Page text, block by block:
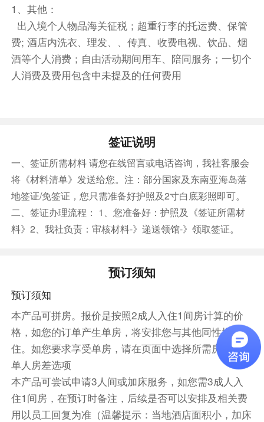
餐饮
早餐：自理
中餐：自理
晚餐：自理
住宿
望大酒店 或 凯隆会议酒店-契斯凯巴德杰维契 或 赫卢
乘车前往啤酒之乡-皮尔森。
相较起捷克众多以建筑或中世纪古迹闻名的城镇，
皮尔森(Plzen)显得与众不同，它是西捷克州的中
心都市，捷克三大名酒之一的啤酒发源于此，捷克
人安排了品尝当地的皮尔森啤酒以及当地特色午
餐，感受一下皮尔森人民的快乐！
特别安排品尝皮尔森啤酒+当地特色餐
驱车前往捷克首都布拉格。
【特别安排】游览伏尔塔瓦河两岸风光美景（含船
票，特别升级安排在船上享用晚餐）
特别注意：如遇冬季河道结冰或其他原因无法乘
坐，则该项目取消，退还船票费用。敬请了解！
1、其他：
出入境个人物品海关征税；超重行李的托运费、保管
费; 酒店内洗衣、理发、、传真、收费电视、饮品、烟
酒等个人消费；自由活动期间用车、陪同服务；一切个
人消费及费用包含中未提及的任何费用
签证说明
一、签证所需材料 请您在线留言或电话咨询，我社客服会
将《材料清单》发送给您。注：部分国家及东南亚海岛落
地签证/免签证，您只需准备好护照及2寸白底彩照即可。
二、签证办理流程： 1、您准备好：护照及《签证所需材
料》2、我社负责：审核材料-》递送领馆-》领取签证。
预订须知
预订须知
本产品可拼房。报价是按照2成人入住1间房计算的价
格，如您的订单产生单房，将安排您与其他同性拼房入
住。如您要求享受单房，请在页面中选择所需房间数或
单人房差选项
本产品可尝试申请3人间或加床服务，如您需3成人入
住1间房，在预订时备注，后续是否可以安排及相关费
用以员工回复为准（温馨提示：当地酒店面积小，加床